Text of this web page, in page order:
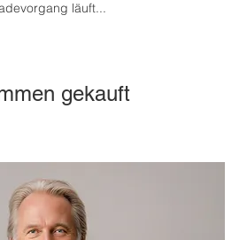
läuft...
gekauft